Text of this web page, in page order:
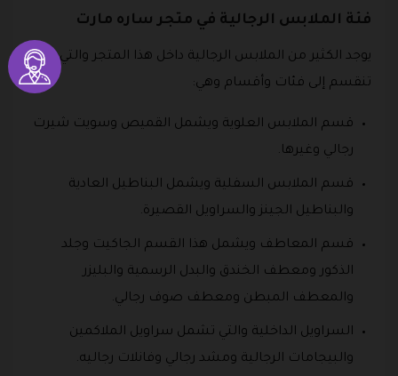
فئة الملابس الرجالية في متجر ساره مارت
يوجد الكثير من الملابس الرجالية داخل هذا المتجر والتي
تنقسم إلى فئات وأقسام وهي:
قسم الملابس العلوية ويشمل القميص وسويت شيرت
رجالي وغيرها.
قسم الملابس السفلية ويشمل البناطيل العادية
والبناطيل الجينز والسراويل القصيرة.
قسم المعاطف ويشمل هذا القسم الجاكيت وجلد
الذكور ومعطف الخندق والبدل الرسمية والبليزر
والمعطف المبطن ومعطف صوف رجالي.
السراويل الداخلية والتي تشمل سراويل الملاكمين
والبيجامات الرجالية ومشد رجالي وفانلات رجاليه.